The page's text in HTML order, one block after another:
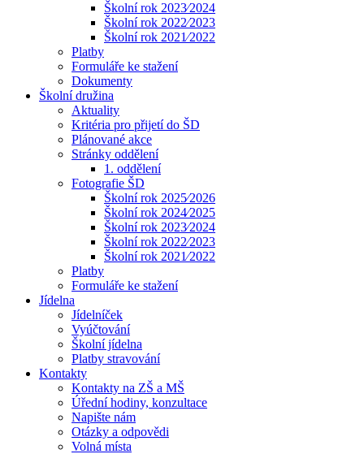
Školní rok 2023⁄2024
Školní rok 2022⁄2023
Školní rok 2021⁄2022
Platby
Formuláře ke stažení
Dokumenty
Školní družina
Aktuality
Kritéria pro přijetí do ŠD
Plánované akce
Stránky oddělení
1. oddělení
Fotografie ŠD
Školní rok 2025⁄2026
Školní rok 2024⁄2025
Školní rok 2023⁄2024
Školní rok 2022⁄2023
Školní rok 2021⁄2022
Platby
Formuláře ke stažení
Jídelna
Jídelníček
Vyúčtování
Školní jídelna
Platby stravování
Kontakty
Kontakty na ZŠ a MŠ
Úřední hodiny, konzultace
Napište nám
Otázky a odpovědi
Volná místa